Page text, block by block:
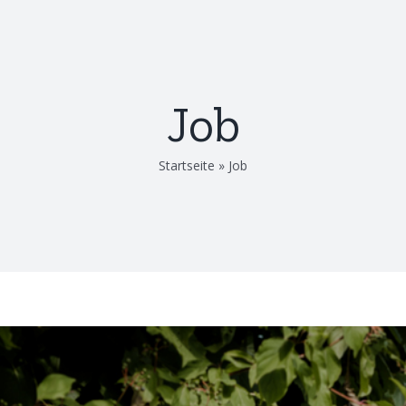
Job
Startseite » Job